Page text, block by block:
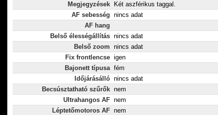
Megjegyzések
Két aszférikus taggal.
AF sebesség nincs adat
AF hang
Belső élességállítás nincs adat
Belső zoom nincs adat
Fix frontlencse igen
Bajonett típusa fém
Időjárásálló nincs adat
Becsúsztatható szűrők nem
Ultrahangos AF nem
Léptetőmotoros AF nem